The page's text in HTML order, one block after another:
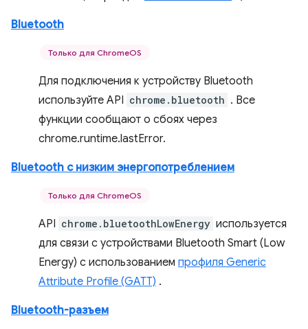
Bluetooth
Только для ChromeOS
Для подключения к устройству Bluetooth
используйте API chrome.bluetooth . Все
функции сообщают о сбоях через
chrome.runtime.lastError.
Bluetooth с низким энергопотреблением
Только для ChromeOS
API chrome.bluetoothLowEnergy используется
для связи с устройствами Bluetooth Smart (Low
Energy) с использованием профиля Generic
Attribute Profile (GATT) .
Bluetooth-разъем